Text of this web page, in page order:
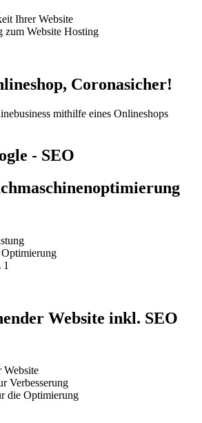
Ihrer Website
zum Website Hosting
Coronasicher!
mithilfe eines Onlineshops
- SEO
Website inkl. SEO
Website
Verbesserung
die Optimierung